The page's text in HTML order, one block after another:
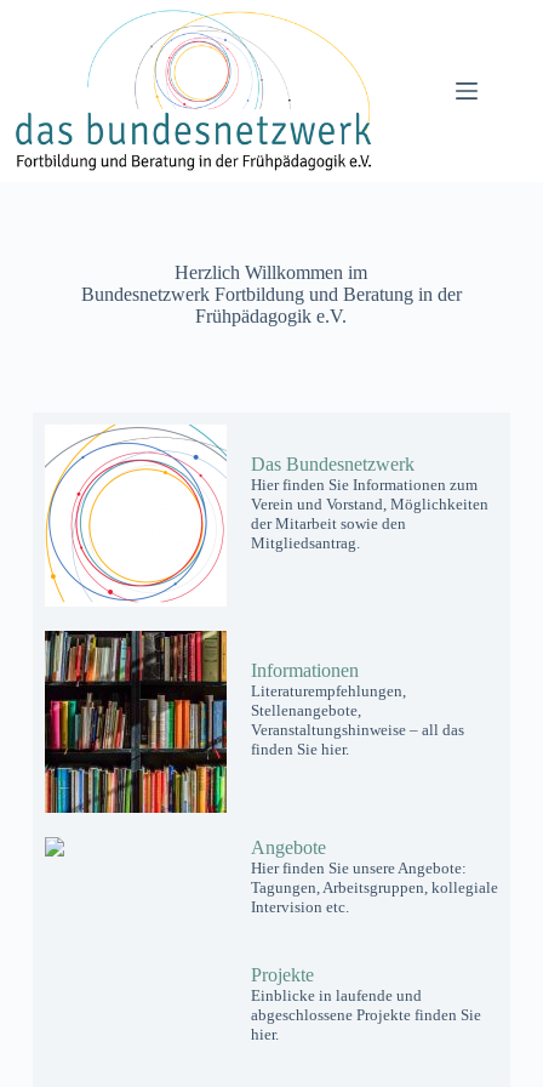
Herzlich Willkommen im
Bundesnetzwerk Fortbildung und Beratung in der
Frühpädagogik e.V.
Das Bundesnetzwerk
Hier finden Sie Informationen zum
Verein und Vorstand, Möglichkeiten
der Mitarbeit sowie den
Mitgliedsantrag.
Informationen
Literaturempfehlungen,
Stellenangebote,
Veranstaltungshinweise – all das
finden Sie hier.
Angebote
Hier finden Sie unsere Angebote:
Tagungen, Arbeitsgruppen, kollegiale
Intervision etc.
Projekte
Einblicke in laufende und
abgeschlossene Projekte finden Sie
hier.